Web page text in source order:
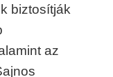
biztosítják
az